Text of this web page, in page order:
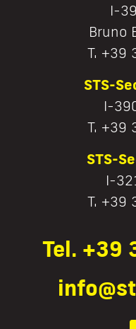
I-
Bruno
T. +39
STS-
I-
T. +39
STS-
I-
T. +39
Tel. +39